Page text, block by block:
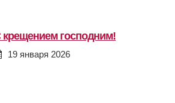
с крещением господним!
19 января 2026